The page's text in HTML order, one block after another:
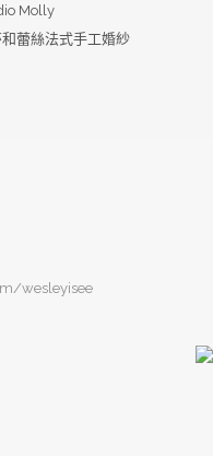
Molly
蕾絲法式手工婚紗
wesleyisee